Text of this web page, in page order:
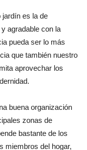
jardín es la de
agradable con la
pueda ser lo más
que también nuestro
aprovechar los
buena organización
zonas de
bastante de los
miembros del hogar,